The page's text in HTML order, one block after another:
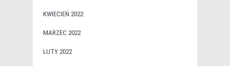
KWIECIEŃ 2022
MARZEC 2022
LUTY 2022